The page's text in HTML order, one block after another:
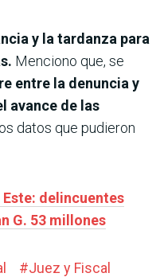
y la tardanza para
Menciono que, se
entre la denuncia y
avance de las
datos que pudieron
delincuentes
G. 53 millones
#Juez y Fiscal